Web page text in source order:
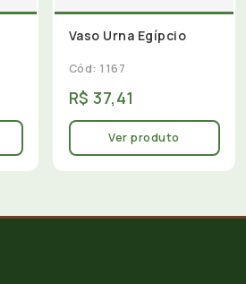
Vaso Urna Egípcio
Cód: 1167
R$ 37,41
Ver produto